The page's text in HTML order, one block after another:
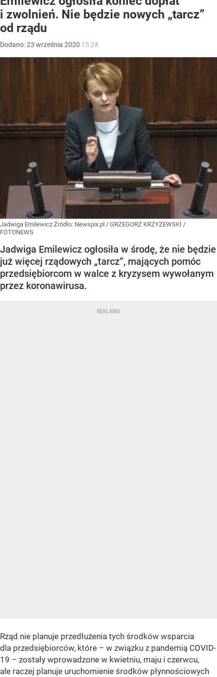
i zwolnień. Nie będzie nowych „tarcz”
od rządu
Dodano:23 września 2020 15:24
Jadwiga Emilewicz Źródło: Newspix.pl / GRZEGORZ KRZYZEWSKI /
FOTONEWS
Jadwiga Emilewicz ogłosiła w środę, że nie będzie
już więcej rządowych „tarcz”, mających pomóc
przedsiębiorcom w walce z kryzysem wywołanym
przez koronawirusa.
Rząd nie planuje przedłużenia tych środków wsparcia
dla przedsiębiorców, które – w związku z pandemią COVID-
19 – zostały wprowadzone w kwietniu, maju i czerwcu,
ale raczej planuje uruchomienie środków płynnościowych